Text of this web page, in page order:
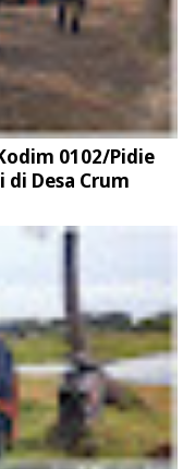
0102/Pidie
di Desa Crum